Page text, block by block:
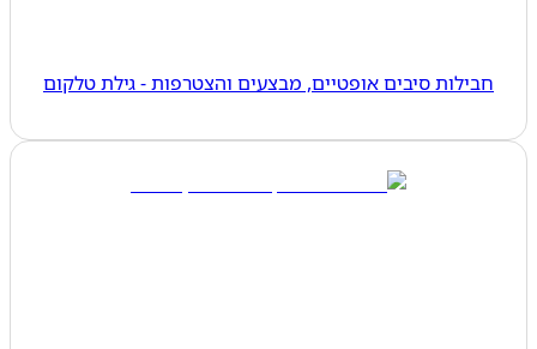
חבילות סיבים אופטיים, מבצעים והצטרפות - גילת טלקום